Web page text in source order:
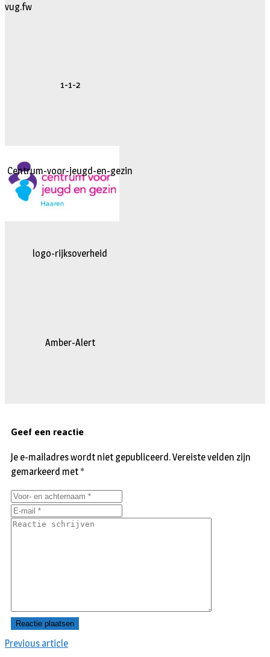
vug.fw
1-1-2
Centrum-voor-jeugd-en-gezin
logo-rijksoverheid
Amber-Alert
Previous article
Geef een reactie
Je e-mailadres wordt niet gepubliceerd.Vereiste velden zijn
gemarkeerd met *